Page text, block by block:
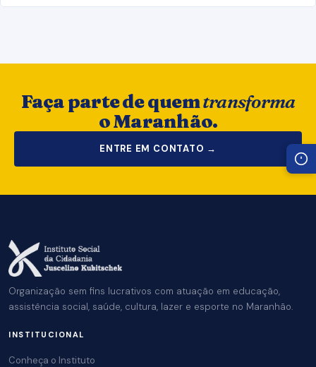
Faça parte de quemtransforma
o Maranhão.
ENTRE EM CONTATO →
Organização sem fins lucrativos com atuação em educação,
assistência social, saúde, cultura, lazer e esporte no Maranhão.
INSTITUCIONAL
Conheça o Instituto